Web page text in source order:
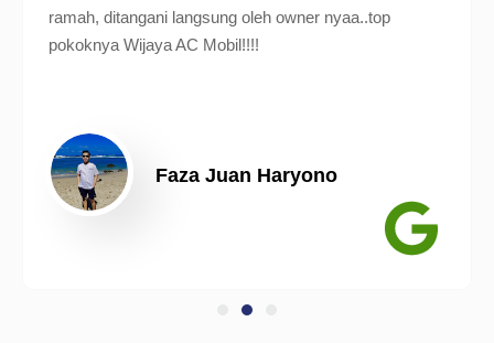
ramah, ditangani langsung oleh owner nyaa..top
pokoknya Wijaya AC Mobil!!!!
Faza Juan Haryono